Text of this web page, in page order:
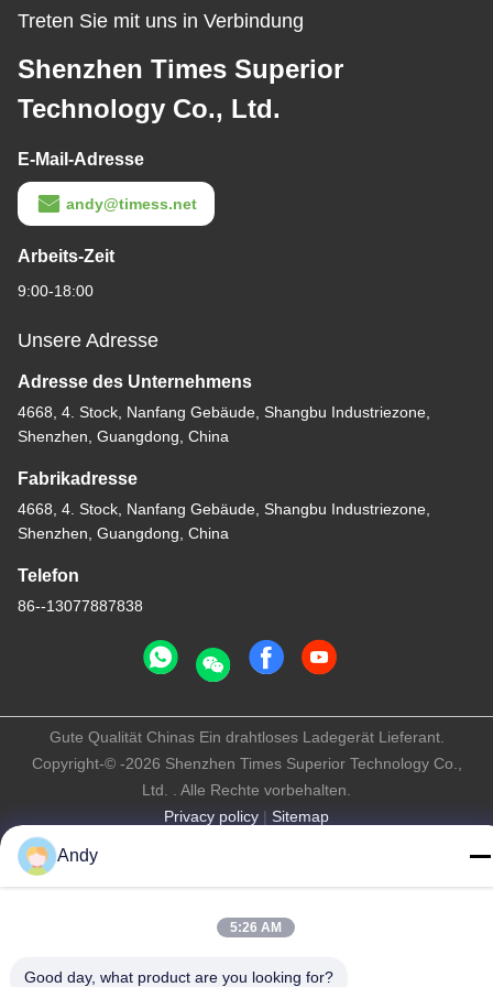
Treten Sie mit uns in Verbindung
Shenzhen Times Superior
Technology Co., Ltd.
E-Mail-Adresse
andy@timess.net
Arbeits-Zeit
9:00-18:00
Unsere Adresse
Adresse des Unternehmens
4668, 4. Stock, Nanfang Gebäude, Shangbu Industriezone,
Shenzhen, Guangdong, China
Fabrikadresse
4668, 4. Stock, Nanfang Gebäude, Shangbu Industriezone,
Shenzhen, Guangdong, China
Telefon
86--13077887838
Privacy policy | Sitemap
Gute Qualität Chinas Ein drahtloses Ladegerät Lieferant.
Copyright-© -2026 Shenzhen Times Superior Technology Co.,
Ltd. . Alle Rechte vorbehalten.
Andy
5:26 AM
Good day, what product are you looking for?